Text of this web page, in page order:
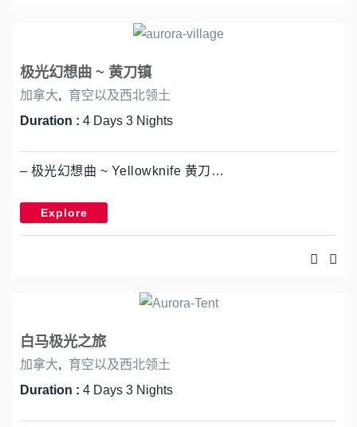
极光幻想曲 ~ 黄刀镇
加拿大,
育空以及西北领土
Duration : 4 Days 3 Nights
– 极光幻想曲 ~ Yellowknife 黄刀…
Explore
白马极光之旅
加拿大,
育空以及西北领土
Duration : 4 Days 3 Nights